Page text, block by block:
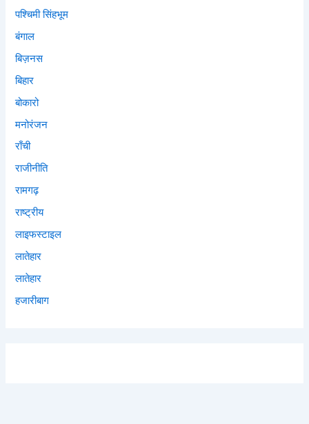
पश्चिमी सिंहभूम
बंगाल
बिज़नस
बिहार
बोकारो
मनोरंजन
राँची
राजीनीति
रामगढ़
राष्ट्रीय
लाइफस्टाइल
लातेहार
लातेहार
हजारीबाग